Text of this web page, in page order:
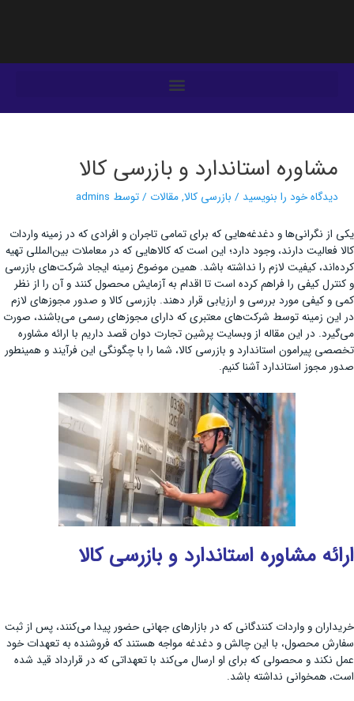
مشاوره استاندارد و بازرسی کالا
دیدگاه‌ خود را بنویسید / بازرسی کالا,مقالات / توسط admins
یکی از نگرانی‌ها و دغدغه‌هایی که برای تمامی تاجران و افرادی که در زمینه واردات
کالا فعالیت دارند، وجود دارد؛ این است که کالاهایی که در معاملات بین‌المللی تهیه
کرده‌اند، کیفیت لازم را نداشته باشد. همین موضوع زمینه ایجاد شرکت‌های بازرسی
و کنترل کیفی را فراهم کرده است تا اقدام به آزمایش محصول کنند و آن را از نظر
کمی و کیفی مورد بررسی و ارزیابی قرار دهند. بازرسی کالا و صدور مجوزهای لازم
در این زمینه توسط شرکت‌های معتبری که دارای مجوزهای رسمی می‌باشند، صورت
می‌گیرد. در این مقاله از وبسایت پرشین تجارت دوان قصد داریم با ارائه مشاوره
تخصصی پیرامون استاندارد و بازرسی کالا، شما را با چگونگی این فرآیند و همینطور
صدور مجوز استاندارد آشنا کنیم.
ارائه مشاوره استاندارد و بازرسی کالا
خریداران و واردات کنندگانی که در بازارهای جهانی حضور پیدا می‌کنند، پس از ثبت
سفارش محصول، با این چالش و دغدغه مواجه هستند که فروشنده به تعهدات خود
عمل نکند و محصولی که برای او ارسال می‌کند با تعهداتی که در قرارداد قید شده
است، همخوانی نداشته باشد.